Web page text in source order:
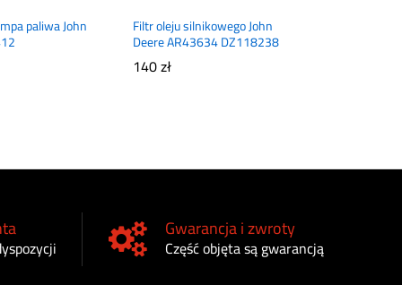
paliwa John Filtr oleju silnikowego John
Deere AR43634 DZ118238
140zł
Gwarancja i zwroty
Część objęta są gwarancją